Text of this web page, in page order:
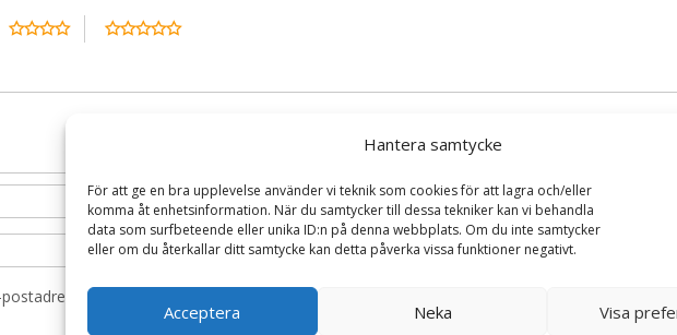
Hantera samtycke
För att ge en bra upplevelse använder vi teknik som cookies för att lagra och/eller
komma åt enhetsinformation. När du samtycker till dessa tekniker kan vi behandla
data som surfbeteende eller unika ID:n på denna webbplats. Om du inte samtycker
eller om du återkallar ditt samtycke kan detta påverka vissa funktioner negativt.
Acceptera Neka Visa
och webbplats i denna webbläsare till nästa gång jag skriver en kommentar.